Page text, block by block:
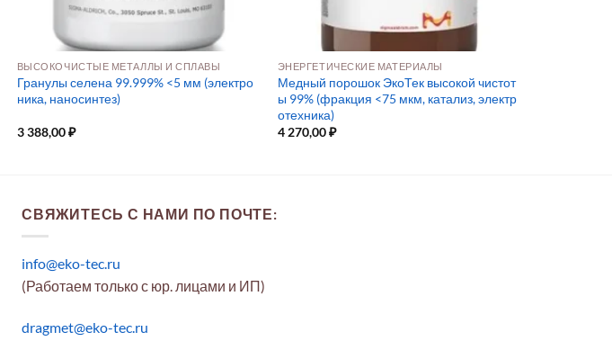
ВЫСОКОЧИСТЫЕ МЕТАЛЛЫ И СПЛАВЫ
Гранулы селена 99.999% <5 мм (электро
ника, наносинтез)
3 388,00₽
ЭНЕРГЕТИЧЕСКИЕ МАТЕРИАЛЫ
Медный порошок ЭкоТек высокой чистот
ы 99% (фракция <75 мкм, катализ, электр
отехника)
4 270,00₽
СВЯЖИТЕСЬ С НАМИ ПО ПОЧТЕ:
info@eko-tec.ru
(Работаем только с юр. лицами и ИП)
dragmet@eko-tec.ru